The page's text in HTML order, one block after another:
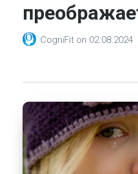
CogniFit on 02.08.2024